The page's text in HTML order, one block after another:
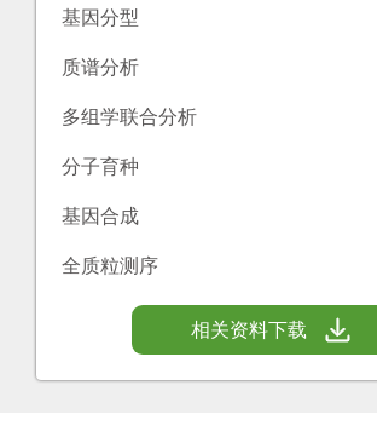
基因分型
质谱分析
多组学联合分析
分子育种
基因合成
全质粒测序
相关资料下载